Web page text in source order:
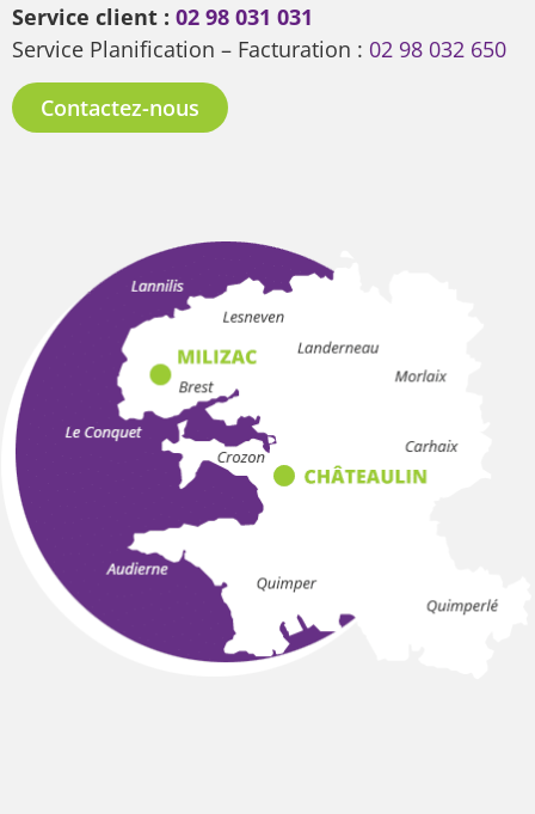
Service client : 02 98 031 031
Service Planification – Facturation : 02 98 032 650
Contactez-nous